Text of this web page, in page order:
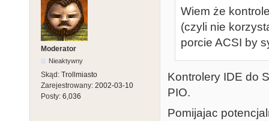
Moderator
Nieaktywny
Skąd: Trollmiasto
Zarejestrowany: 2002-03-10
Posty: 6,036
Wiem że
(czyli nie
porcie ACSI by
Kontrolery IDE do
PIO.
Pomijajac